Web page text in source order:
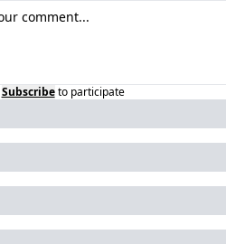
Subscribe to participate